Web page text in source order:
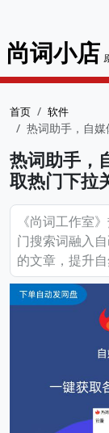
尚词小店
首页 软件
热词助手，自媒
热词助手，
取热门下拉
《尚词工作室
门搜索词融入
的文章，提升